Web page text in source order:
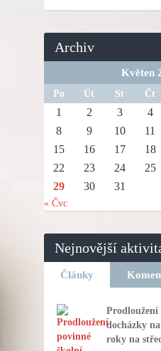
Archiv
Květen
Po Út St Čt
1 2 3 4
8
9 10 11
15
16 17 18
22
23 24 25
29
30 31
« Čvc
Nejnovější
Články
docházky
roky na